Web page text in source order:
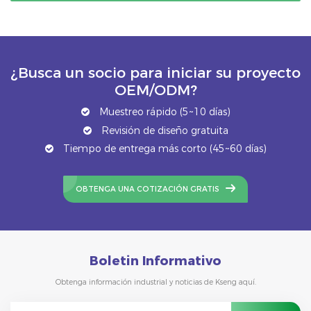
para techos de metal
para instalaciones
industriales y
comerciales, y
contribuyen a soluciones
energéticas eficientes y
sustentables.
durabilidad
excepcionales, lo que la
prolongado en
exteriores en diversos
climas.
¿Busca un socio para iniciar su proyecto
OEM/ODM?
Muestreo rápido (5~10 días)
Revisión de diseño gratuita
Tiempo de entrega más corto (45~60 días)
OBTENGA UNA COTIZACIÓN GRATIS
Boletin Informativo
Obtenga información industrial y noticias de Kseng aquí.